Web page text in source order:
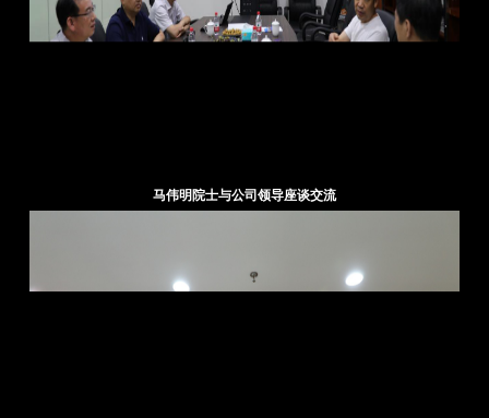
马伟明院士与公司领导座谈交流